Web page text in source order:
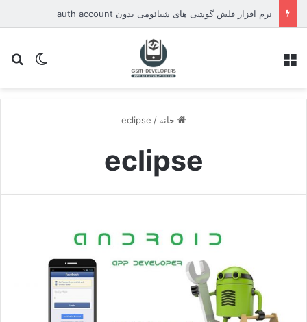
نرم افزار فلش گوشی های شیائومی بدون auth account
تغییر
خانه /
eclipse
eclipse